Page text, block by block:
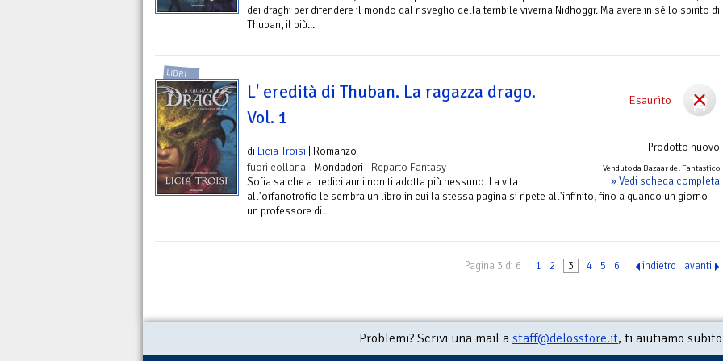
dei draghi per difendere il mondo dal risveglio della terribile viverna Nidhoggr. Ma avere in sé lo spirito di
Thuban, il più...
Esaurito
Prodotto nuovo
Venduto da Bazaar del Fantastico
» Vedi scheda completa
LIBRI
L' eredità di Thuban. La ragazza drago.
Vol. 1
di Licia Troisi | Romanzo
fuori collana- Mondadori - Reparto Fantasy
Sofia sa che a tredici anni non ti adotta più nessuno. La vita
all'orfanotrofio le sembra un libro in cui la stessa pagina si ripete all'infinito, fino a quando un giorno
un professore di...
Pagina 3 di 6 1 2 3 4 5 6 indietro avanti
Problemi? Scrivi una mail a staff@delosstore.it, ti aiutiamo